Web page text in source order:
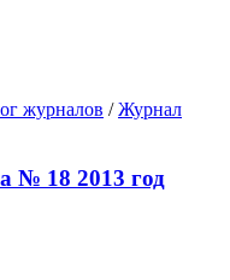
журналов /Журнал
№ 18 2013 год